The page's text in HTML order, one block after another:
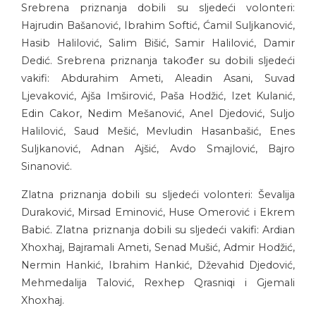
Srebrena priznanja dobili su sljedeći volonteri:
Hajrudin Bašanović, Ibrahim Softić, Ćamil Suljkanović,
Hasib Halilović, Salim Bišić, Samir Halilović, Damir
Dedić. Srebrena priznanja također su dobili sljedeći
vakifi: Abdurahim Ameti, Aleadin Asani, Suvad
Ljevaković, Ajša Imširović, Paša Hodžić, Izet Kulanić,
Edin Cakor, Nedim Mešanović, Anel Djedović, Suljo
Halilović, Saud Mešić, Mevludin Hasanbašić, Enes
Suljkanović, Adnan Ajšić, Avdo Smajlović, Bajro
Sinanović.
Zlatna priznanja dobili su sljedeći volonteri: Ševalija
Duraković, Mirsad Eminović, Huse Omerović i Ekrem
Babić. Zlatna priznanja dobili su sljedeći vakifi: Ardian
Xhoxhaj, Bajramali Ameti, Senad Mušić, Admir Hodžić,
Nermin Hankić, Ibrahim Hankić, Dževahid Djedović,
Mehmedalija Talović, Rexhep Qrasniqi i Gjemali
Xhoxhaj.